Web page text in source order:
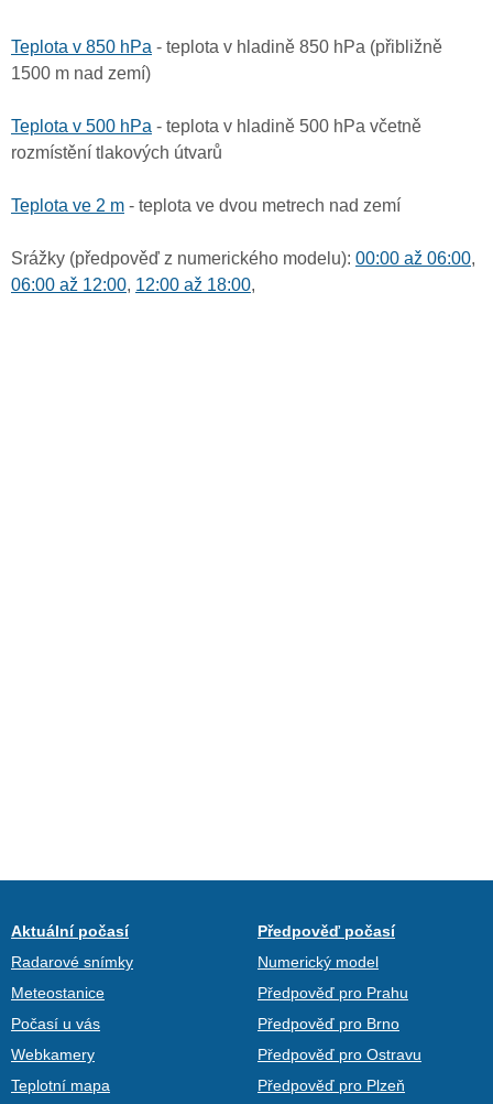
Teplota v 850 hPa - teplota v hladině 850 hPa (přibližně
1500 m nad zemí)
Teplota v 500 hPa - teplota v hladině 500 hPa včetně
rozmístění tlakových útvarů
Teplota ve 2 m - teplota ve dvou metrech nad zemí
Srážky (předpověď z numerického modelu): 00:00 až 06:00,
06:00 až 12:00, 12:00 až 18:00,
Aktuální počasí
Radarové snímky
Meteostanice
Počasí u vás
Webkamery
Teplotní mapa
Předpověď počasí
Numerický model
Předpověď pro Prahu
Předpověď pro Brno
Předpověď pro Ostravu
Předpověď pro Plzeň